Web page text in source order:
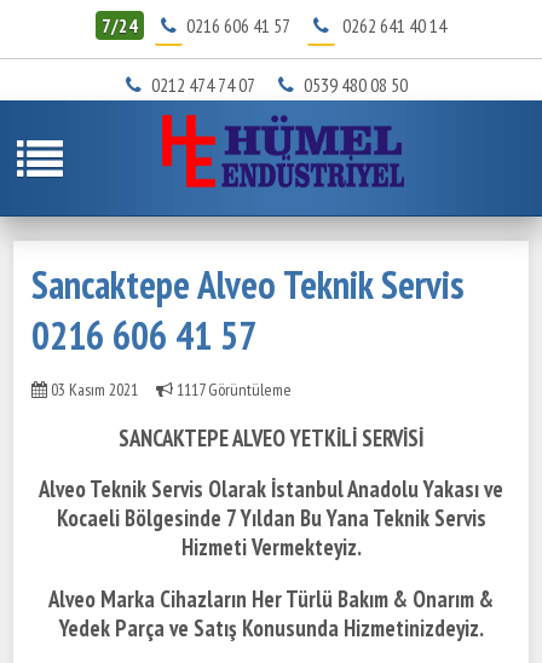
7/24 0216 606 41 57 0262 641 40 14
0212 474 74 07 0539 480 08 50
Sancaktepe Alveo Teknik Servis
0216 606 41 57
03 Kasım 2021 1117 Görüntüleme
SANCAKTEPE ALVEO YETKİLİ SERVİSİ
Alveo Teknik Servis Olarak İstanbul Anadolu Yakası ve
Kocaeli Bölgesinde 7 Yıldan Bu Yana Teknik Servis
Hizmeti Vermekteyiz.
Alveo Marka Cihazların Her Türlü Bakım & Onarım &
Yedek Parça ve Satış Konusunda Hizmetinizdeyiz.